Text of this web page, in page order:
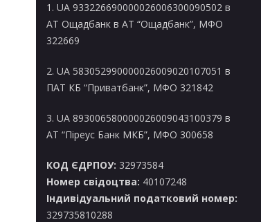
1. UA 933226690000026006300090502 в
AT Ощадбанк в АТ “Ощадбанк”, МФО
322669
2. UA 583052990000026009020107051 в
ПАТ КБ “Приватбанк”, МФО 321842
3. UA 893006580000026009043100379 в
АТ “Піреус Банк МКБ”, МФО 300658
КОД ЄДРПОУ: 32973584
Номер свідоцтва: 40107248
Індивідуальний податковий номер:
329735810288